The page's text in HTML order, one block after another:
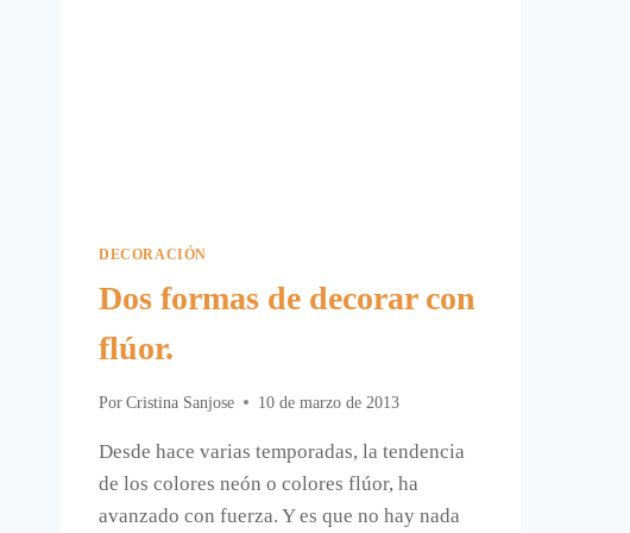
DECORACIÓN
Dos formas de decorar con
flúor.
Por Cristina Sanjose 10 de marzo de 2013
Desde hace varias temporadas, la tendencia
de los colores neón o colores flúor, ha
avanzado con fuerza. Y es que no hay nada